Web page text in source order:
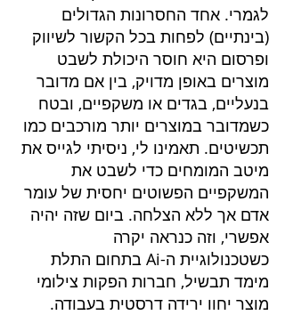
לגמרי. אחד החסרונות הגדולים
(בינתיים) לפחות בכל הקשור לשיווק
ופרסום היא חוסר היכולת לשבט
מוצרים באופן מדויק, בין אם מדובר
בנעליים, בגדים או משקפיים, ובטח
כשמדובר במוצרים יותר מורכבים כמו
תכשיטים. תאמינו לי, ניסיתי לגייס את
מיטב המומחים כדי לשבט את
המשקפיים הפשוטים יחסית של עומר
אדם אך ללא הצלחה. ביום שזה יהיה
אפשרי, וזה כנראה יקרה
כשטכנולוגיית ה-Ai בתחום התלת
מימד תבשיל, חברות הפקות צילומי
מוצר יחוו ירידה דרסטית בעבודה.